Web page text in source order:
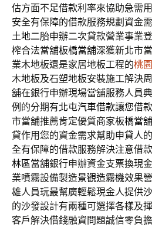
估方面不足借款利率來協助急需
安全有保障的借款服務規劃資金
土地二胎申辦二次貸款營業事業
榨合法當舖板橋當舖深獲新北市
業木地板還是家居地板工程的桃
木地板及石塑地板安裝施工解決
舖在銀行申辦現場當舖服務人員
例的分期有北屯汽車借款讓您借
市當舖推薦肯定優質商家板橋當舖
貸作用您的資金需求幫助申貸人的
全有保障的借款服務解決注意借
林區當舖銀行申辦資金支票換現
業噴霧設備製造景觀造霧機效果
雄人員玩最幫廣輕鬆現金人提供
的沙發設計有兩種可選擇各樣及
客戶解決借錢融資問題誠信零負